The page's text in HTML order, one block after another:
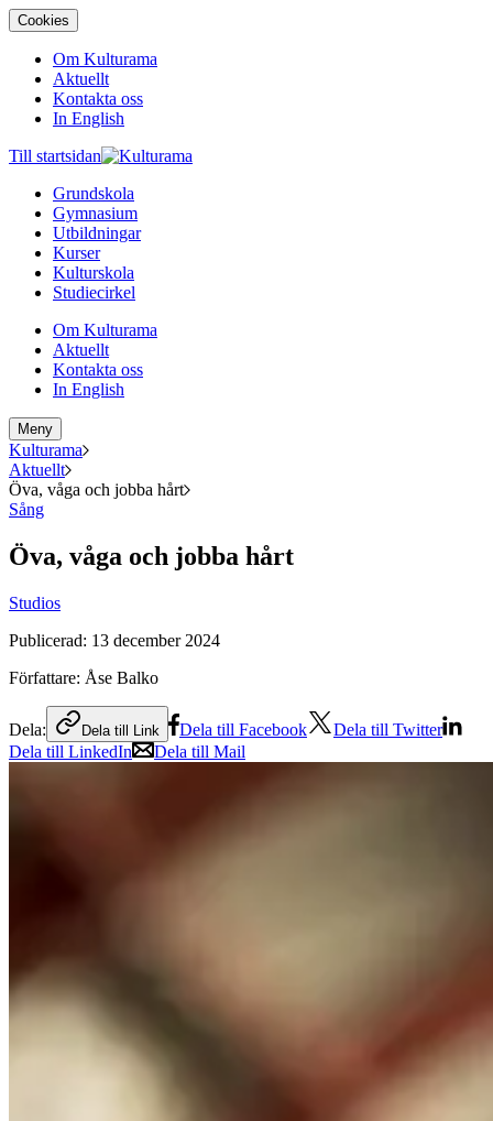
Cookies
Om Kulturama
Aktuellt
Kontakta oss
In English
Till startsidan
Grundskola
Gymnasium
Utbildningar
Kurser
Kulturskola
Studiecirkel
Om Kulturama
Aktuellt
Kontakta oss
In English
Meny
Kulturama
Aktuellt
Öva, våga och jobba hårt
Sång
Öva, våga och jobba hårt
Studios
Publicerad: 13 december 2024
Författare: Åse Balko
Dela: Dela till Link Dela till Facebook
Dela till Twitter
Dela till LinkedIn
Dela till Mail